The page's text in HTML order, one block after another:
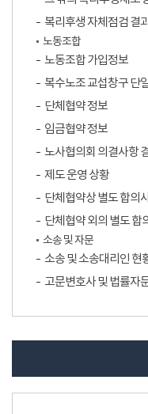
복리후생 자체점검 결
노동조합
노동조합 가입정보
복수노조 교섭창구 단
단체협약 정보
임금협약 정보
노사협의회 의결사항
제도 운영 상황
단체협약상 별도 합의
단체협약 외의 별도 합
소송 및 자문
소송 및 소송대리인 현
고문변호사 및 법률자